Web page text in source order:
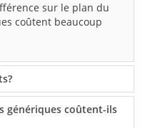
sur le plan du
coûtent beaucoup
génériques coûtent-ils